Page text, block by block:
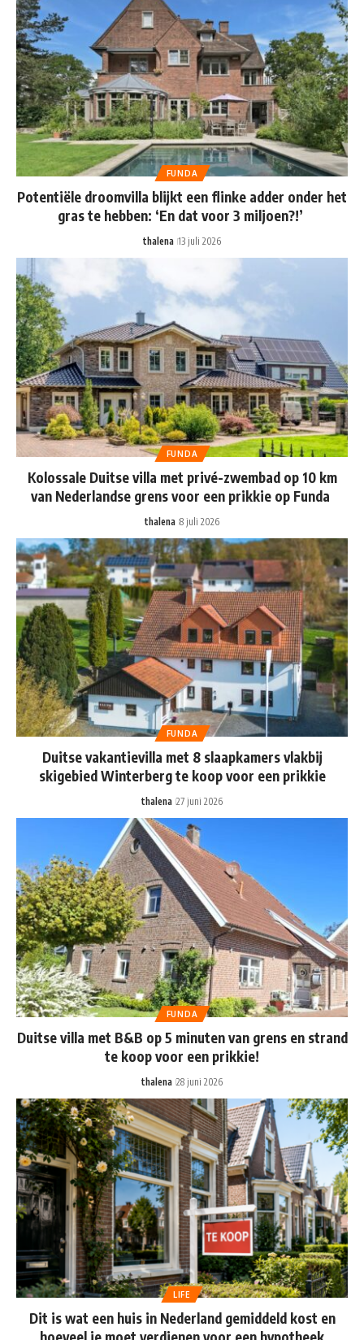
FUNDA
Potentiële droomvilla blijkt een flinke adder onder het
gras te hebben: ‘En dat voor 3 miljoen?!’
thalena 13 juli 2026
FUNDA
Kolossale Duitse villa met privé-zwembad op 10 km
van Nederlandse grens voor een prikkie op Funda
thalena 8 juli 2026
FUNDA
Duitse vakantievilla met 8 slaapkamers vlakbij
skigebied Winterberg te koop voor een prikkie
thalena 27 juni 2026
FUNDA
Duitse villa met B&B op 5 minuten van grens en strand
te koop voor een prikkie!
thalena 28 juni 2026
LIFE
Dit is wat een huis in Nederland gemiddeld kost en